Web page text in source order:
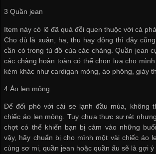
3 Quần jean
Item này có lẽ đã quá đỗi quen thuộc với cả
Cho dù là xuân, hạ, thu hay đông thì đây
cần có trong tủ đồ của các chàng. Quần jean
các chàng hoàn toàn có thể chọn lựa cho
kèm khác như cardigan mỏng, áo phông, giày
4 Áo len mỏng
Để đối phó với cái se lạnh đầu mùa, không
chiếc áo len mỏng. Tuy chưa thực sự rét
chợt có thể khiến bạn bị cảm vào những
vậy, hãy chuẩn bị cho mình một vài chiếc áo
cùng sơ mi, quần jean hoặc quần ấu sẽ là gợi ý